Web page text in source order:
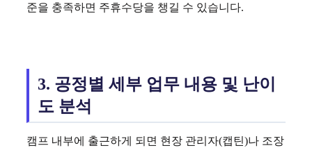
준을 충족하면 주휴수당을 챙길 수 있습니다.
3. 공정별 세부 업무 내용 및 난이
도 분석
캠프 내부에 출근하게 되면 현장 관리자(캡틴)나 조장